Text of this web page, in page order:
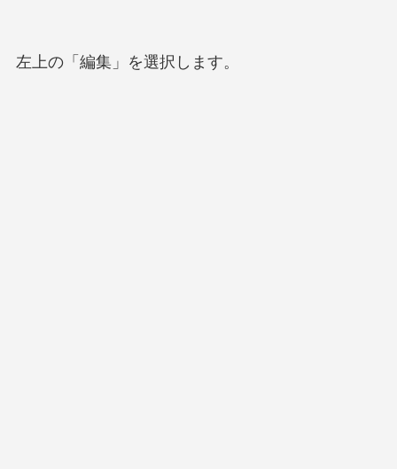
左上の「編集」を選択します。